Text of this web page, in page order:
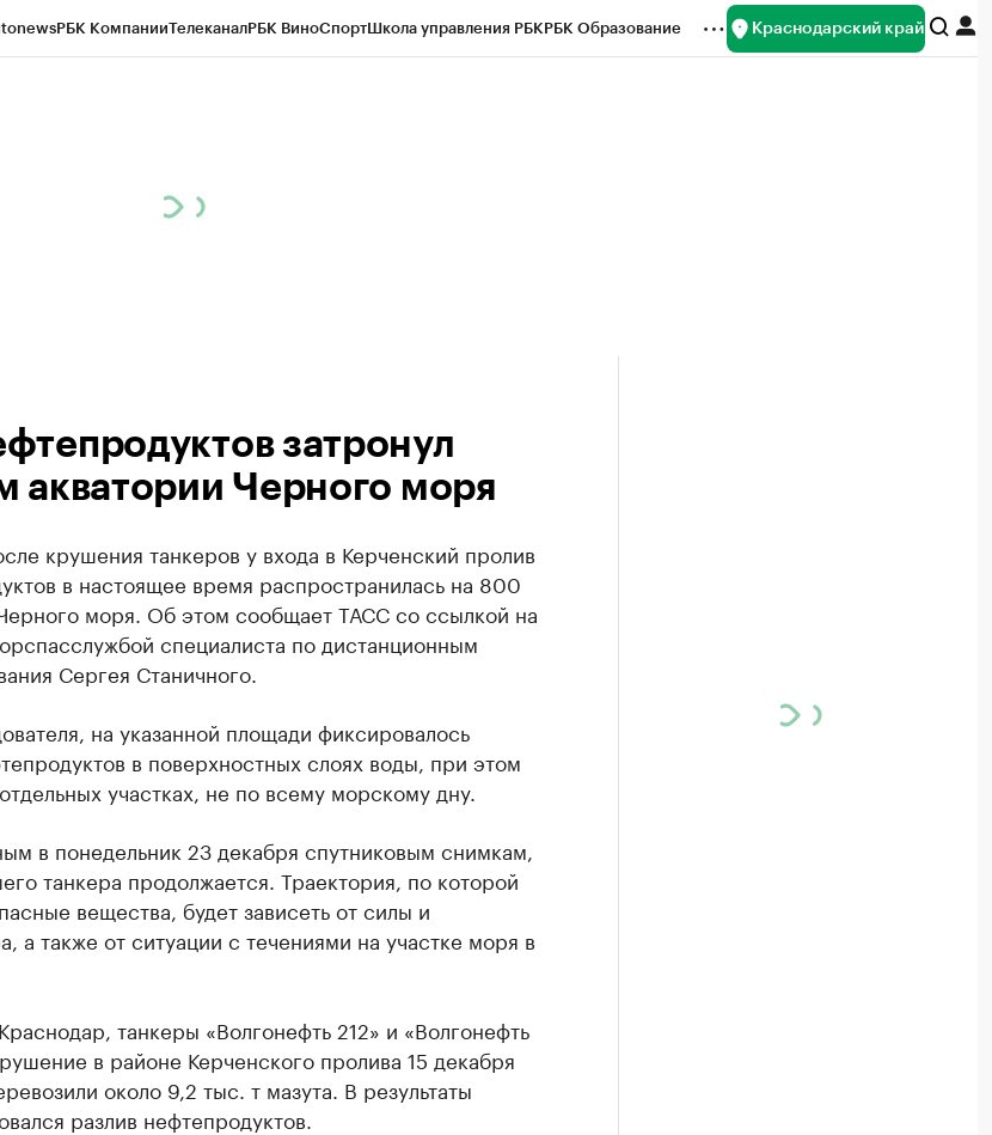
РБК КомпанииТелеканалРБК ВиноСпортШкола управления РБКРБК Образование Краснодарский край
затронул
акватории Черного моря
крушения танкеров у входа в Керченский пролив
в настоящее время распространилась на 800
моря. Об этом сообщает ТАСС со ссылкой на
специалиста по дистанционным
Сергея Станичного.
на указанной площади фиксировалось
в поверхностных слоях воды, при этом
участках, не по всему морскому дну.
в понедельник 23 декабря спутниковым снимкам,
танкера продолжается. Траектория, по которой
вещества, будет зависеть от силы и
а также от ситуации с течениями на участке моря в
танкеры «Волгонефть 212» и «Волгонефть
в районе Керченского пролива 15 декабря
около 9,2 тыс. т мазута. В результаты
разлив нефтепродуктов.